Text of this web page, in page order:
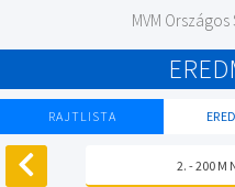
MVM
RAJTLISTA
2. - 200 M